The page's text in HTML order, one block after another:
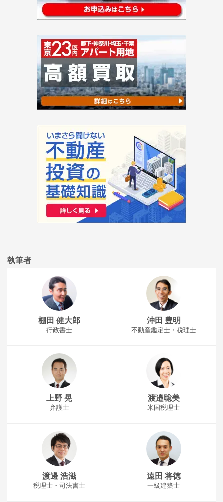
執筆者
棚田 健大郎
行政書士
沖田 豊明
不動産鑑定士・税理士
上野 晃
弁護士
渡邉聡美
米国税理士
渡邊 浩滋
税理士・司法書士
遠田 将徳
一級建築士